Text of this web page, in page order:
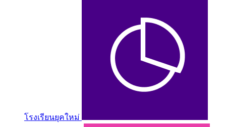
โรงเรียนยุคใหม่